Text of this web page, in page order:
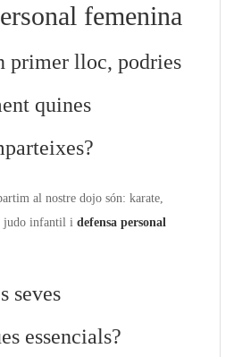
femenina
primer lloc, podries
quines
al nostre dojo són: karate,
judo infantil i defensa personal
seves
essencials?